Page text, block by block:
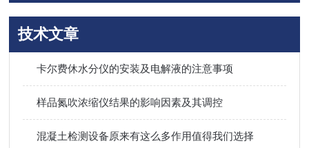
技术文章
卡尔费休水分仪的安装及电解液的注意事项
样品氮吹浓缩仪结果的影响因素及其调控
混凝土检测设备原来有这么多作用值得我们选择